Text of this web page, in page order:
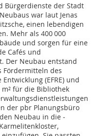
Bürgerdienste der Stadt
war laut Jenas
einen lebendigen
Mehr als 400 000
und sorgen für eine
Cafés und
Der Neubau entstand
Fördermitteln des
(EFRE) und
für die Bibliothek
der pbr Planungsbüro
den Neubau in die